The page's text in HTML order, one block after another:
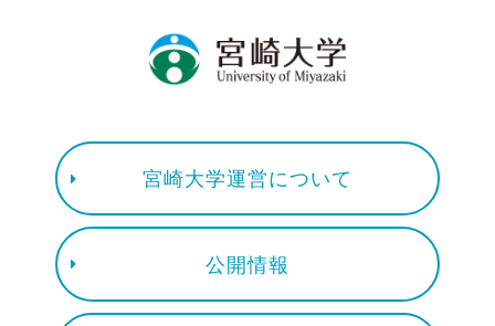
宮崎大学運営について
公開情報